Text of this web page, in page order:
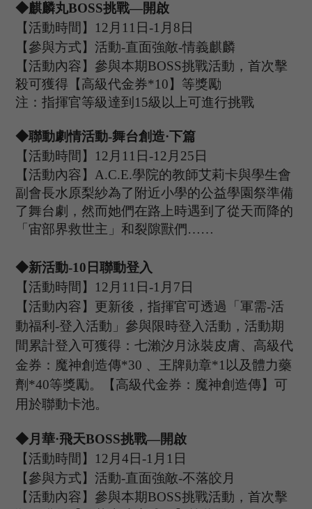
◆麒麟丸BOSS挑戰—開啟
【活動時間】 12月 11 日-1 月 8 日
【參與方式】 活動-直面強敵-情義麒麟
【活動內容】參與本期BOSS挑戰活動，首次擊
殺可獲得【高級代金券*10】等獎勵
注：指揮官等級達到 15級以上可進行挑戰
◆聯動劇情活動-舞台創造·下篇
【活動時間】 12月 11 日-12月 25 日
【活動內容】A.C.E.學院的教師艾莉卡與學生會
副會長水原梨紗為了附近小學的公益學園祭準備
了舞台劇，然而她們在路上時遇到了從天而降的
「宙部界救世主」和裂隙獸們……
◆新活動-10 日聯動登入
【活動時間】 12月 11 日-1 月 7 日
【活動內容】更新後，指揮官可透過
「軍需-活
動福利-登入活動 」 參與限時登入活動，活動期
間累計登入可獲得：七瀨汐月泳裝皮膚、高級代
金券：魔神創造傳*30 、 王牌勛章*1以及體力藥
劑*40等獎勵。【高級代金券： 魔神創造傳】可
用於聯動卡池。
◆月華·飛天BOSS挑戰—開啟
【活動時間】 12月4 日-1 月 1 日
【參與方式】 活動-直面強敵-不落皎月
【活動內容】參與本期BOSS挑戰活動，首次擊